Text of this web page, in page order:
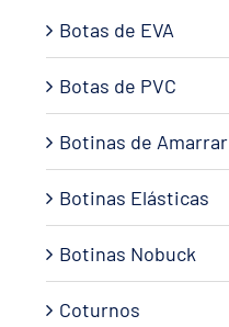
Botas de EVA
Botas de PVC
Botinas de Amarrar
Botinas Elásticas
Botinas Nobuck
Coturnos